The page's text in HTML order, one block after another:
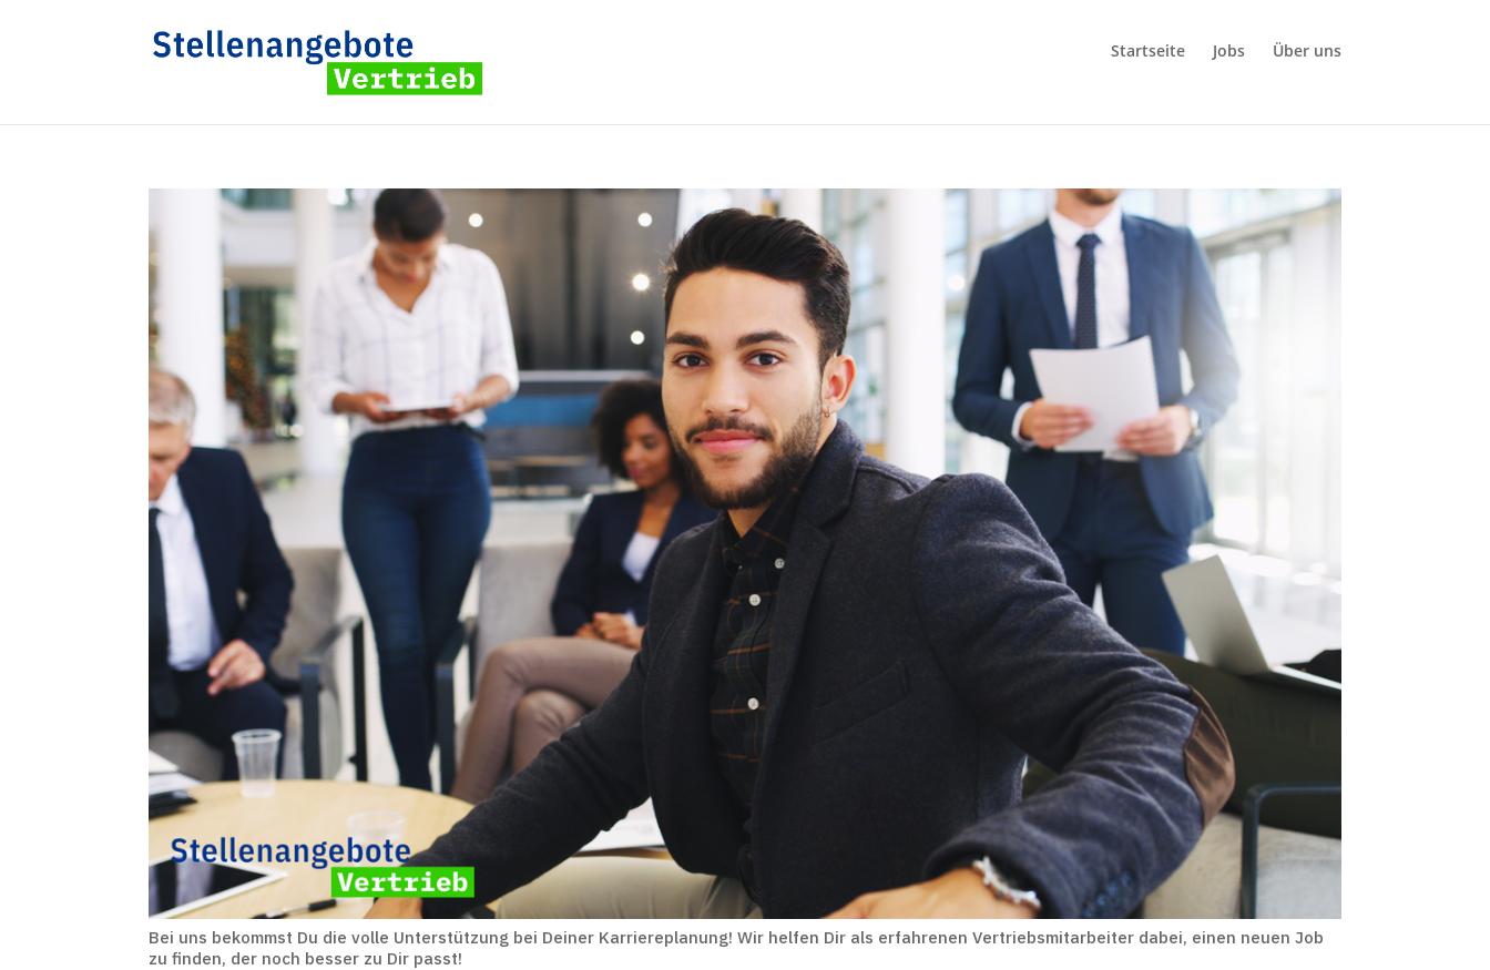
Startseite Jobs Über uns
Bei uns bekommst Du die volle Unterstützung bei Deiner Karriereplanung! Wir helfen Dir als erfahrenen Vertriebsmitarbeiter dabei, einen neuen Job
zu finden, der noch besser zu Dir passt!